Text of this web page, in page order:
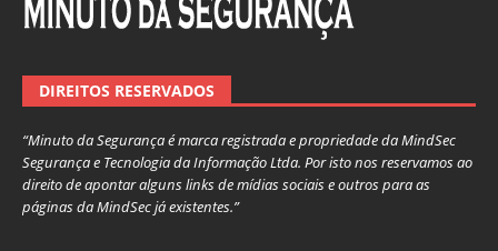
DIREITOS RESERVADOS
“Minuto da Segurança é marca registrada e propriedade da MindSec
Segurança e Tecnologia da Informação Ltda. Por isto nos reservamos ao
direito de apontar alguns links de mídias sociais e outros para as
páginas da MindSec já existentes.”